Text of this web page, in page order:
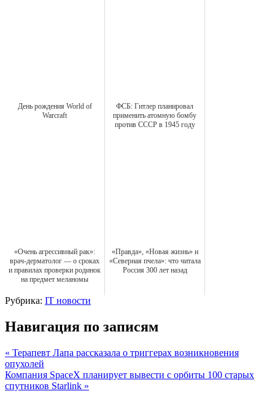
День рождения World of
Warcraft
ФСБ: Гитлер планировал
применить атомную бомбу
против СССР в 1945 году
«Очень агрессивный рак»:
врач-дерматолог — о сроках
и правилах проверки родинок
на предмет меланомы
«Правда», «Новая жизнь» и
«Северная пчела»: что читала
Россия 300 лет назад
Рубрика: IT новости
Навигация по записям
« Терапевт Лапа рассказала о триггерах возникновения
опухолей
Компания SpaceX планирует вывести с орбиты 100 старых
спутников Starlink »